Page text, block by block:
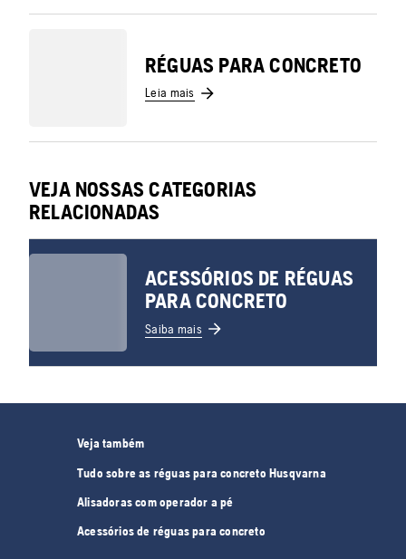
RÉGUAS PARA CONCRETO
Leia mais
VEJA NOSSAS CATEGORIAS
RELACIONADAS
ACESSÓRIOS DE RÉGUAS
PARA CONCRETO
Saiba mais
Veja também
Tudo sobre as réguas para concreto Husqvarna
Alisadoras com operador a pé
Acessórios de réguas para concreto